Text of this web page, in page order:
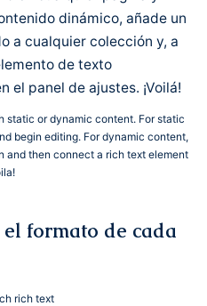
dinámico, añade un
a cualquier colección y, a
de texto
el panel de ajustes. ¡Voilá!
static or dynamic content. For static
begin editing. For dynamic content,
and then connect a rich text element
formato de cada
rich text